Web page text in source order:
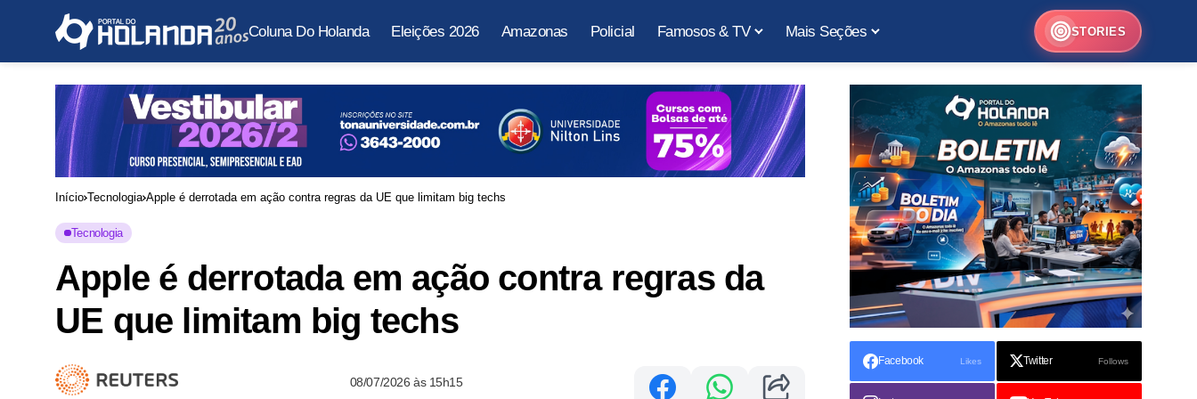
Coluna Do Holanda Eleições 2026 Amazonas Policial Famosos & TV Mais Seções STORIES
Início Tecnologia Apple é derrotada em ação contra regras da UE que limitam big techs
Tecnologia
Apple é derrotada em ação contra regras da
UE que limitam big techs
08/07/2026 às 15h15
Facebook Likes Twitter Follows